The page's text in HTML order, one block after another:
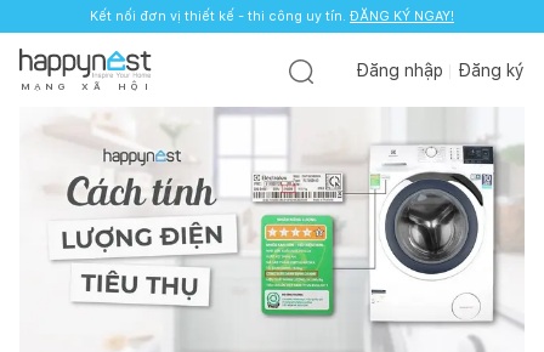
Kết nối đơn vị thiết kế - thi công uy tín. ĐĂNG KÝ NGAY!
M Ạ N G X Ã H Ộ I
Đăng nhập Đăng ký